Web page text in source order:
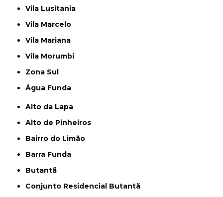
Vila Lusitania
Vila Marcelo
Vila Mariana
Vila Morumbi
Zona Sul
Água Funda
Alto da Lapa
Alto de Pinheiros
Bairro do Limão
Barra Funda
Butantã
Conjunto Residencial Butantã